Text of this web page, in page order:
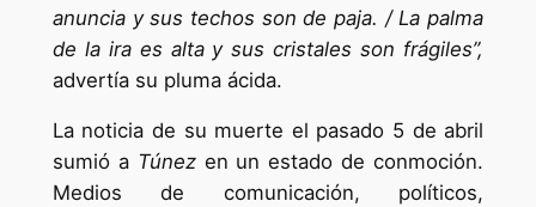
anuncia y sus techos son de paja. / La palma
de la ira es alta y sus cristales son frágiles”,
advertía su pluma ácida.
La noticia de su muerte el pasado 5 de abril
sumió a Túnezen un estado de conmoción.
Medios de comunicación, políticos,